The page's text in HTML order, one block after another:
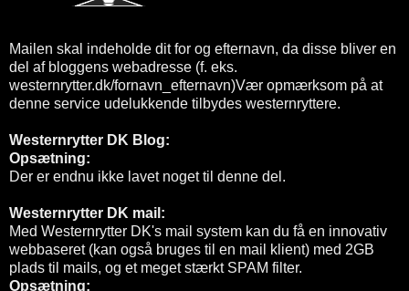
Mailen skal indeholde dit for og efternavn, da disse bliver en
del af bloggens webadresse (f. eks.
westernrytter.dk/fornavn_efternavn)Vær opmærksom på at
denne service udelukkende tilbydes westernryttere.
Westernrytter DK Blog:
Opsætning:
Der er endnu ikke lavet noget til denne del.
Westernrytter DK mail:
Med Westernrytter DK's mail system kan du få en innovativ
webbaseret (kan også bruges til en mail klient) med 2GB
plads til mails, og et meget stærkt SPAM filter.
Opsætning: